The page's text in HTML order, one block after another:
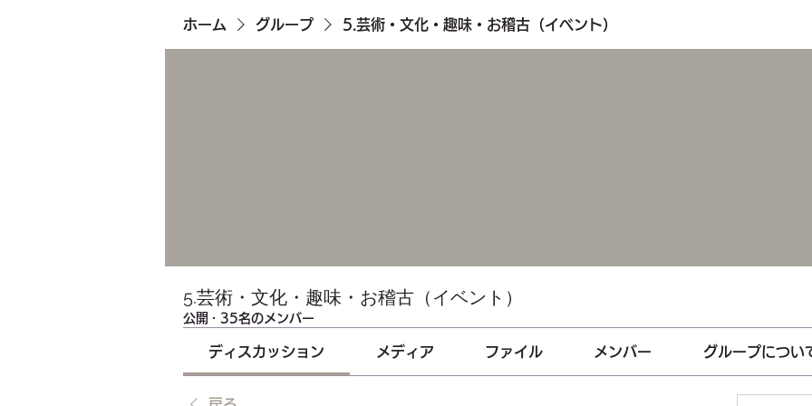
ホーム グループ 5.芸術・文化・趣味・お稽古（イベント）
5.芸術・文化・趣味・お稽古（イベント）
公開 · 35名のメンバー
ディスカッション メディア ファイル メンバー グループについ